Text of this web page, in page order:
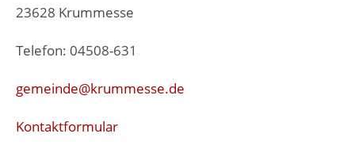
23628 Krummesse
Telefon: 04508-631
gemeinde@krummesse.de
Kontaktformular